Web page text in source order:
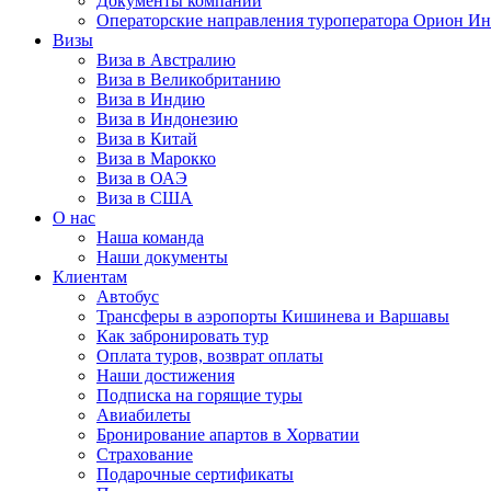
Операторские направления туроператора Орион
Визы
Виза в Австралию
Виза в Великобританию
Виза в Индию
Виза в Индонезию
Виза в Китай
Виза в Марокко
Виза в ОАЭ
Виза в США
О нас
Наша команда
Наши документы
Клиентам
Автобус
Трансферы в аэропорты Кишинева и Варшавы
Как забронировать тур
Оплата туров, возврат оплаты
Наши достижения
Подписка на горящие туры
Авиабилеты
Бронирование апартов в Хорватии
Страхование
Подарочные сертификаты